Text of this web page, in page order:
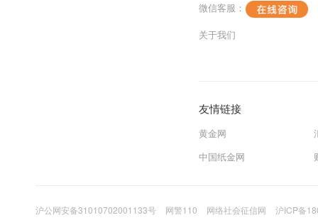
微信客服：
关于我们
友情链接
黄金网
中国纸金网
沪公网安备31010702001133号 网警110 网络社会征信网
沪ICP备